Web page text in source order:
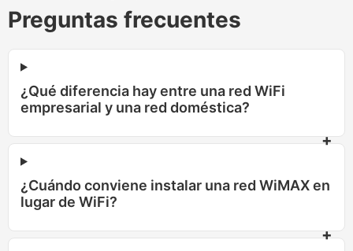
Preguntas frecuentes
¿Qué diferencia hay entre una red WiFi
empresarial y una red doméstica?
¿Cuándo conviene instalar una red WiMAX en
lugar de WiFi?